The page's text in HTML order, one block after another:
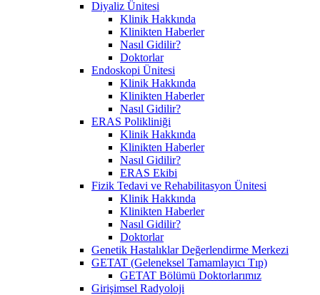
Diyaliz Ünitesi
Klinik Hakkında
Klinikten Haberler
Nasıl Gidilir?
Doktorlar
Endoskopi Ünitesi
Klinik Hakkında
Klinikten Haberler
Nasıl Gidilir?
ERAS Polikliniği
Klinik Hakkında
Klinikten Haberler
Nasıl Gidilir?
ERAS Ekibi
Fizik Tedavi ve Rehabilitasyon Ünitesi
Klinik Hakkında
Klinikten Haberler
Nasıl Gidilir?
Doktorlar
Genetik Hastalıklar Değerlendirme Merkezi
GETAT (Geleneksel Tamamlayıcı Tıp)
GETAT Bölümü Doktorlarımız
Girişimsel Radyoloji